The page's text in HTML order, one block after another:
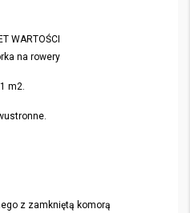
WARTOŚCI
na rowery
m2.
z zamkniętą komorą